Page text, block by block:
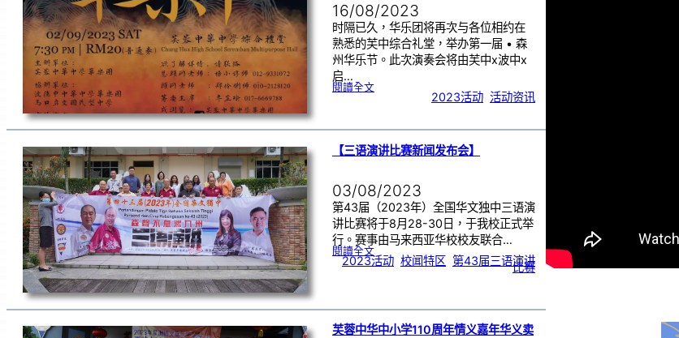
16/08/2023
时隔已久，华乐团将再次与各位相约在
熟悉的芙中综合礼堂，举办第一届 • 森
州华乐节。此次演奏会将由芙中x波中x
启…
閱讀全文:第
华
乐
2023活动 活动资讯
【三语演讲比赛新闻发布会】
03/08/2023
第43届（2023年）全国华文独中三语演
讲比赛将于8月28-30日，于我校正式举
行。赛事由马来西亚华校校友联合…
閱讀全文:【
三
语
发
布
】
2023活动 校闻特区 第43届三语演讲
比赛
芙蓉中华中小学110周年情义嘉年华义卖